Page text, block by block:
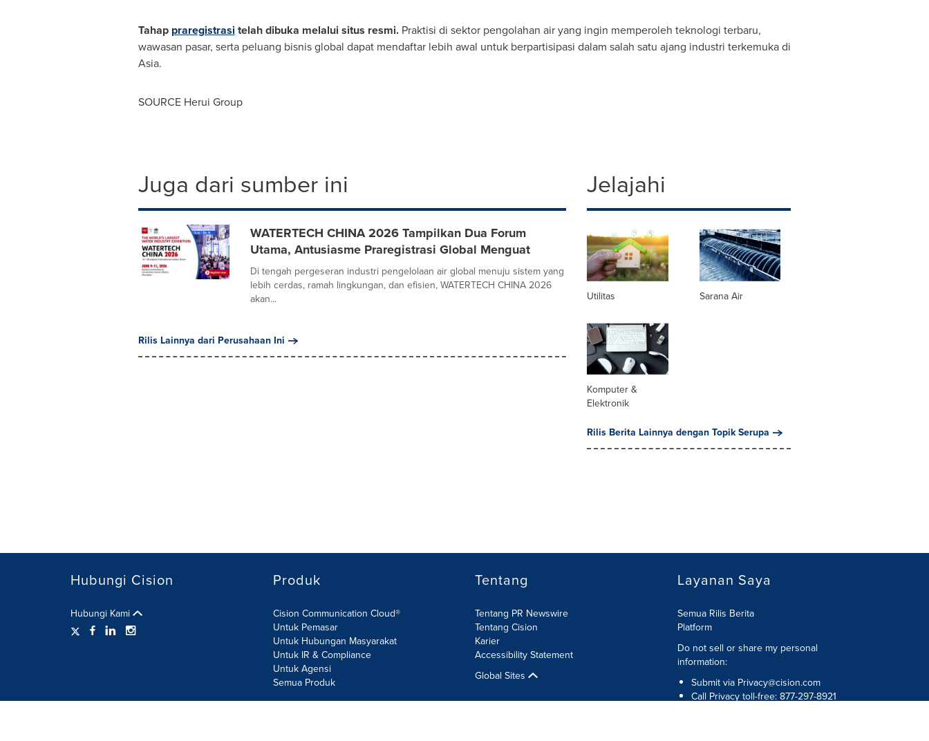
Tahap praregistrasitelah dibuka melalui situs resmi.Praktisi di sektor pengolahan air yang ingin memperoleh teknologi terbaru,
wawasan pasar, serta peluang bisnis global dapat mendaftar lebih awal untuk berpartisipasi dalam salah satu ajang industri terkemuka di
Asia.
SOURCE Herui Group
Juga dari sumber ini
WATERTECH CHINA 2026 Tampilkan Dua Forum
Utama, Antusiasme Praregistrasi Global Menguat
Di tengah pergeseran industri pengelolaan air global menuju sistem yang
lebih cerdas, ramah lingkungan, dan efisien, WATERTECH CHINA 2026
akan...
Rilis Lainnya dari Perusahaan Ini
Jelajahi
Utilitas Sarana Air
Komputer &
Elektronik
Rilis Berita Lainnya dengan Topik Serupa
Hubungi Cision
Hubungi Kami
Produk
Cision Communication Cloud®
Untuk Pemasar
Untuk Hubungan Masyarakat
Untuk IR & Compliance
Untuk Agensi
Semua Produk
Tentang
Tentang PR Newswire
Tentang Cision
Karier
Accessibility Statement
Global Sites
Layanan Saya
Semua Rilis Berita
Platform
Do not sell or share my personal
information:
Submit via Privacy@cision.com
Call Privacy toll-free: 877-297-8921